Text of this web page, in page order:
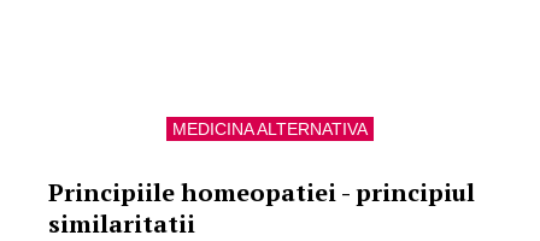
MEDICINA ALTERNATIVA
Principiile homeopatiei - principiul
similaritatii